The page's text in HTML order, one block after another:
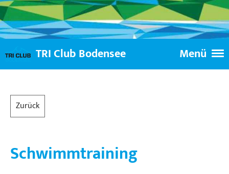
Menü
TRI Club Bodensee
Zurück
Schwimmtraining